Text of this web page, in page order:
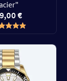
acier"
€